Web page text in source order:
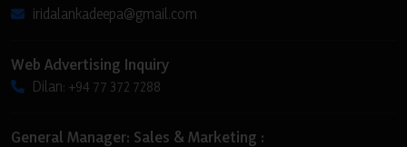
iridalankadeepa@gmail.com
Web Advertising Inquiry
Dilan: +94 77 372 7288
General Manager: Sales & Marketing :